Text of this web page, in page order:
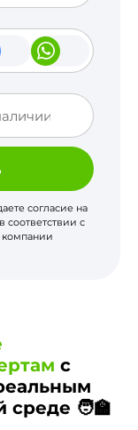
согласие на
соответствии с
компании
с
среде 🧑‍🏫